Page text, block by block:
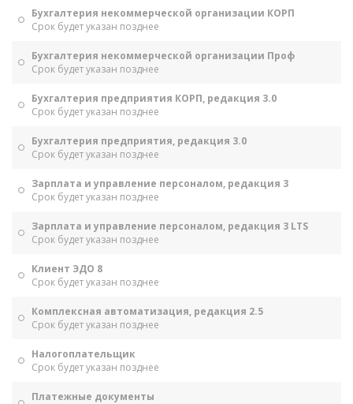
Бухгалтерия некоммерческой организации КОРП
Срок будет указан позднее
Бухгалтерия некоммерческой организации Проф
Срок будет указан позднее
Бухгалтерия предприятия КОРП, редакция 3.0
Срок будет указан позднее
Бухгалтерия предприятия, редакция 3.0
Срок будет указан позднее
Зарплата и управление персоналом, редакция 3
Срок будет указан позднее
Зарплата и управление персоналом, редакция 3 LTS
Срок будет указан позднее
Клиент ЭДО 8
Срок будет указан позднее
Комплексная автоматизация, редакция 2.5
Срок будет указан позднее
Налогоплательщик
Срок будет указан позднее
Платежные документы